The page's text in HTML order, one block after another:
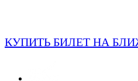
КУПИТЬ БИЛЕТ НА